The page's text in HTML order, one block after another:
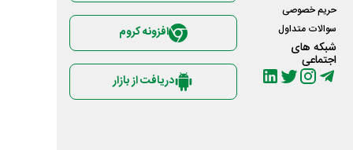
حریم خصوصی
سوالات متداول
شبکه های
اجتماعی
افزونه کروم
دریافت از بازار